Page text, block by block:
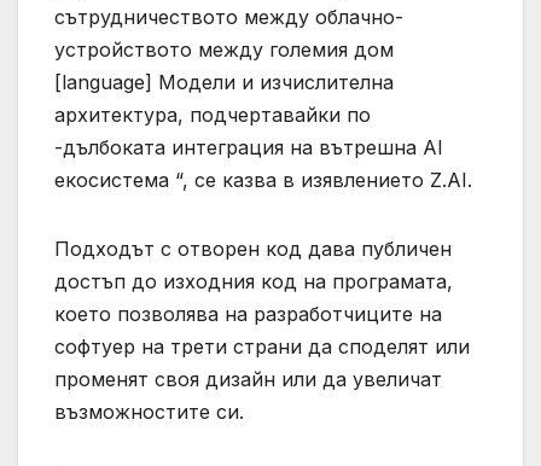
сътрудничеството между облачно-
устройството между големия дом
[language] Модели и изчислителна
архитектура, подчертавайки по
-дълбоката интеграция на вътрешна AI
екосистема “, се казва в изявлението Z.AI.
Подходът с отворен код дава публичен
достъп до изходния код на програмата,
което позволява на разработчиците на
софтуер на трети страни да споделят или
променят своя дизайн или да увеличат
възможностите си.